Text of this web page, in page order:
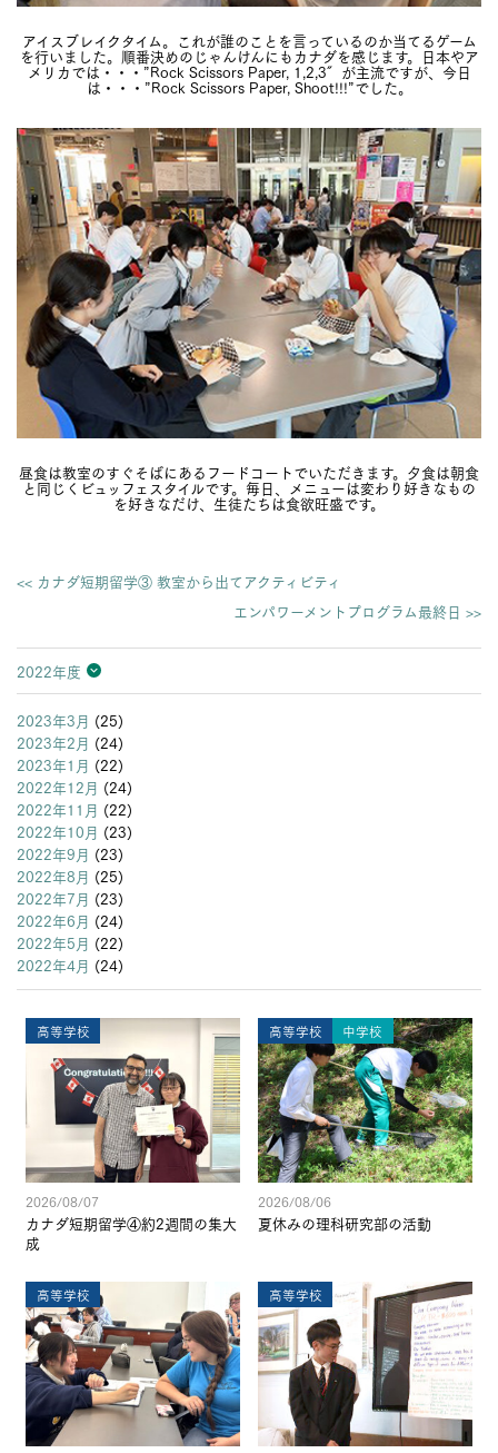
アイスブレイクタイム。これが誰のことを言っているのか当てるゲーム
を行いました。順番決めのじゃんけんにもカナダを感じます。日本やア
メリカでは・・・”Rock Scissors Paper, 1,2,3″が主流ですが、今日
は・・・”Rock Scissors Paper, Shoot!!!”でした。
昼食は教室のすぐそばにあるフードコートでいただきます。夕食は朝食
と同じくビュッフェスタイルです。毎日、メニューは変わり好きなもの
を好きなだけ、生徒たちは食欲旺盛です。
<< カナダ短期留学③ 教室から出てアクティビティ
エンパワーメントプログラム最終日 >>
2022年度
2026年度
2025年度
2024年度
2023年度
2022年度
2021年度
2020年度
2019年度
2018年度
2017年度
2016年度
2015年度
2014年度
2013年度
2023年3月 (25)
2023年2月 (24)
2023年1月 (22)
2022年12月 (24)
2022年11月 (22)
2022年10月 (23)
2022年9月 (23)
2022年8月 (25)
2022年7月 (23)
2022年6月 (24)
2022年5月 (22)
2022年4月 (24)
高等学校
2026/08/07
カナダ短期留学④約2週間の集大
成
高等学校 中学校
2026/08/06
夏休みの理科研究部の活動
高等学校 高等学校